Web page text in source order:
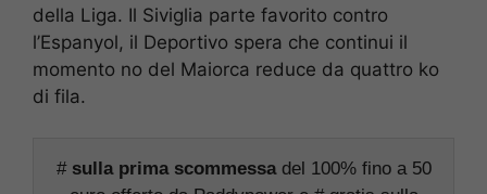
della Liga. Il Siviglia parte favorito contro
l’Espanyol, il Deportivo spera che continui il
momento no del Maiorca reduce da quattro ko
di fila.
# sulla prima scommessadel 100% fino a 50